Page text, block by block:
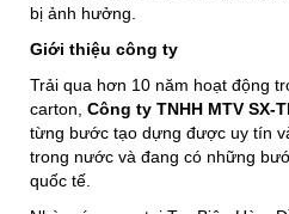
bị ảnh hưởng.
Giới thiệu công ty
Trải qua hơn 10 năm hoạt động
carton, Công ty TNHH MTV SX-
từng bước tạo dựng được uy tín
trong nước và đang có những
quốc tế.